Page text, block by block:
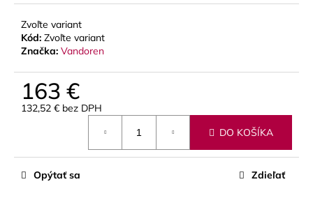
Zvoľte variant
Kód: Zvoľte variant
Značka: Vandoren
163 €
132,52 € bez DPH
DO KOŠÍKA
Opýtať sa Zdieľať
p
o
ú
č
m
THOMANN
FLOW-
BALL